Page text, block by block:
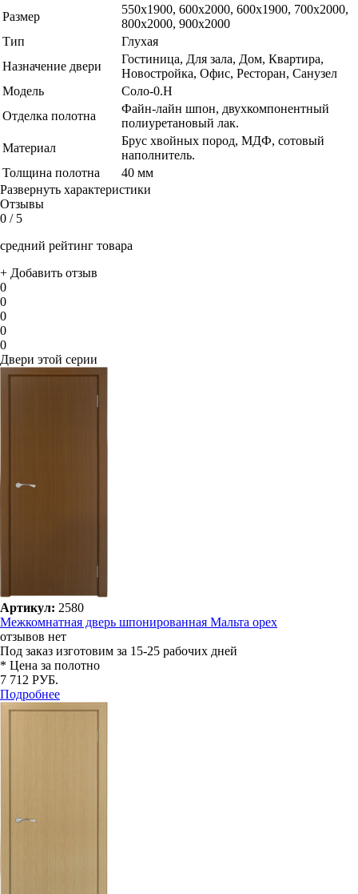
Размер
550х1900, 600x2000, 600х1900, 700x2000,
800x2000, 900x2000
Тип
Глухая
Назначение двери
Гостиница, Для зала, Дом, Квартира,
Новостройка, Офис, Ресторан, Санузел
Модель
Соло-0.H
Отделка полотна
Файн-лайн шпон, двухкомпонентный
полиуретановый лак.
Материал
Брус хвойных пород, МДФ, сотовый
наполнитель.
Толщина полотна
40 мм
Развернуть характеристики
Отзывы
0 / 5
средний рейтинг товара
+ Добавить отзыв
0
0
0
0
0
Двери этой серии
Артикул: 2580
Межкомнатная дверь шпонированная Мальта орех
отзывов нет
Под заказ изготовим за 15-25 рабочих дней
* Цена за полотно
7 712 РУБ.
Подробнее